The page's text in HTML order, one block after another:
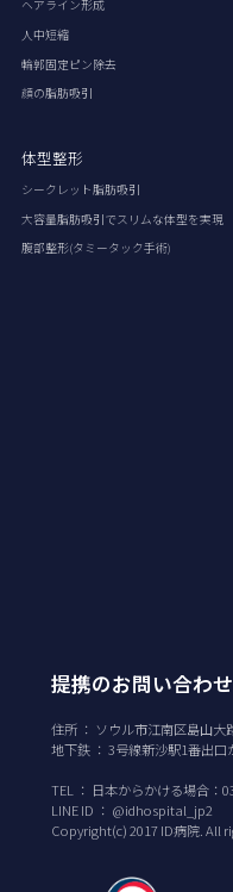
ヘアライン形成
人中短縮
輪郭固定ピン除去
顔の脂肪吸引
体型整形
シークレット脂肪吸引
大容量脂肪吸引でスリムな体型を実現
腹部整形(タミータック手術)
提携のお問い合わせ
住所 ： ソウル市江南区島山大
地下鉄 ： 3号線新沙駅1番出
TEL ： 日本からかける場合：
LINE ID ： @idhospital_jp2
Copyright(c) 2017 ID病院. All